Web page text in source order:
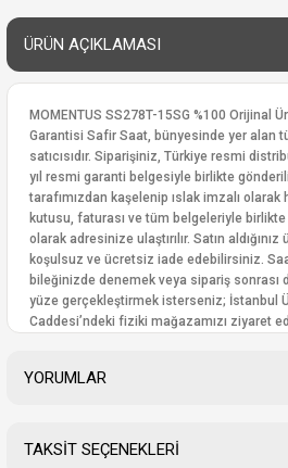
ÜRÜN AÇIKLAMASI
MOMENTUS SS278T-15SG %100 Orijinal
Garantisi Safir Saat, bünyesinde yer alan
satıcısıdır. Siparişiniz, Türkiye resmi
yıl resmi garanti belgesiyle birlikte
tarafımızdan kaşelenip ıslak imzalı olarak
kutusu, faturası ve tüm belgeleriyle
olarak adresinize ulaştırılır. Satın
koşulsuz ve ücretsiz iade edebilirsiniz.
bileğinizde denemek veya sipariş sonrası
yüze gerçekleştirmek isterseniz; İstanbul
Caddesi’ndeki fiziki mağazamızı ziyaret
YORUMLAR
TAKSİT SEÇENEKLERİ